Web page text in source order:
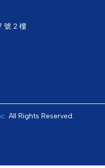
號 2 樓
All Rights Reserved.